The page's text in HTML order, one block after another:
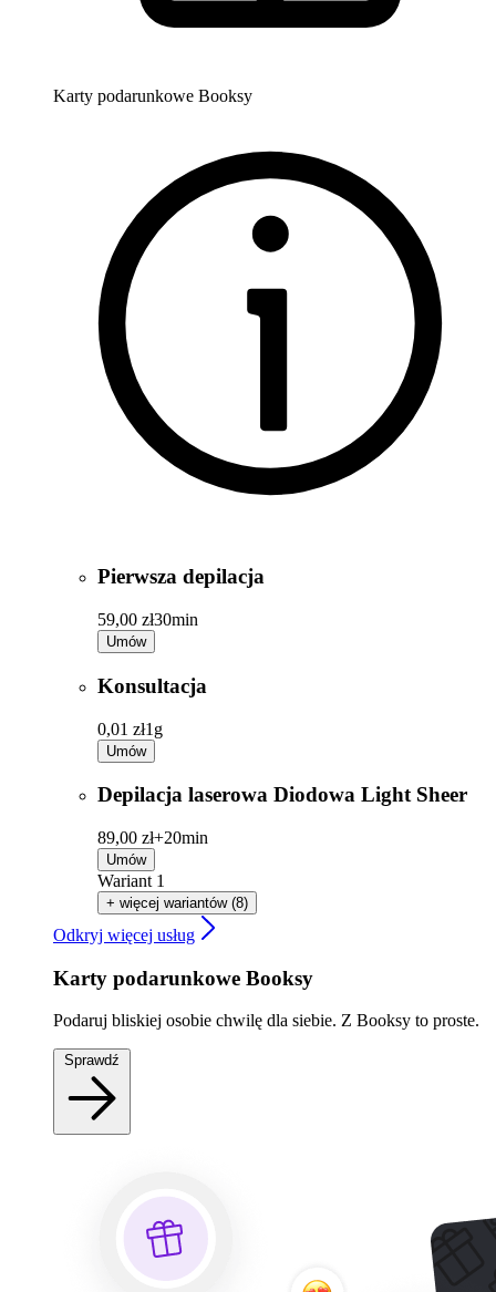
Karty podarunkowe Booksy
Pierwsza depilacja
59,00 zł30min
Umów
Konsultacja
0,01 zł1g
Umów
Depilacja laserowa Diodowa Light Sheer
89,00 zł+20min
Umów
Wariant 1
+ więcej wariantów (8)
Odkryj więcej usług
Karty podarunkowe Booksy
Podaruj bliskiej osobie chwilę dla siebie. Z Booksy to proste.